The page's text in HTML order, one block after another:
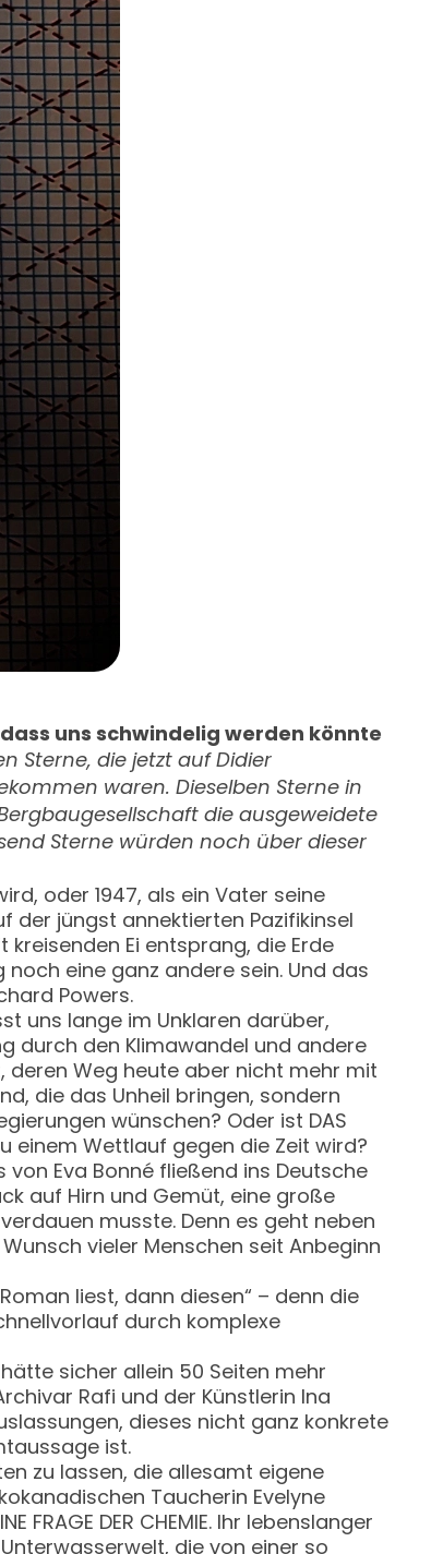
uns schwindelig werden könnte
Sterne, die jetzt auf Didier
waren. Dieselben Sterne in
die ausgeweidete
Sterne würden noch über dieser
oder 1947, als ein Vater seine
der jüngst annektierten Pazifikinsel
Ei entsprang, die Erde
eine ganz andere sein. Und das
Powers.
uns lange im Unklaren darüber,
durch den Klimawandel und andere
deren Weg heute aber nicht mehr mit
die das Unheil bringen, sondern
wünschen? Oder ist DAS
einem Wettlauf gegen die Zeit wird?
Eva Bonné fließend ins Deutsche
auf Hirn und Gemüt, eine große
musste. Denn es geht neben
vieler Menschen seit Anbeginn
liest, dann diesen“ – denn die
durch komplexe
sicher allein 50 Seiten mehr
Rafi und der Künstlerin Ina
dieses nicht ganz konkrete
ist.
zu lassen, die allesamt eigene
Taucherin Evelyne
DER CHEMIE. Ihr lebenslanger
die von einer so